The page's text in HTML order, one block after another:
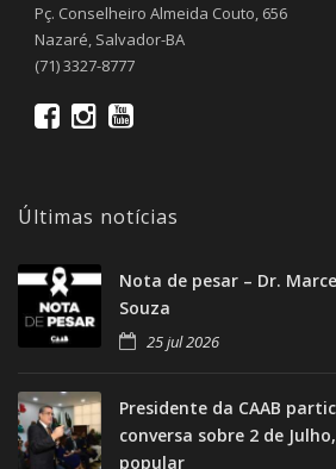
Pç. Conselheiro Almeida Couto, 656
Nazaré, Salvador-BA
(71) 3327-8777
Últimas notícias
Nota de pesar – Dr.
Souza
25 jul 2026
Presidente da CAAB
conversa sobre 2 de
popular